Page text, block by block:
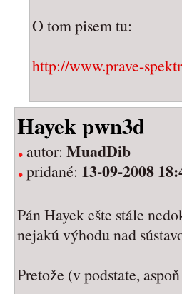
O tom pisem tu:
http://www.prave-
Hayek pwn3d
autor: MuadDib
pridané: 13-09-2008
Pán Hayek ešte stále
nejakú výhodu nad
Pretože (v podstate,